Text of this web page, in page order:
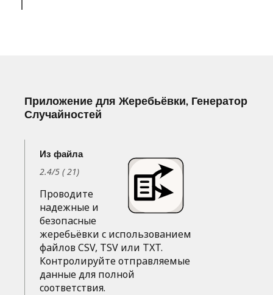
Приложение для Жеребьёвки, Генератор
Случайностей
Из файла
2.4/5 (21)
Проводите
надежные и
безопасные
жеребьёвки с использованием
файлов CSV, TSV или TXT.
Контролируйте отправляемые
данные для полной
соответствия.